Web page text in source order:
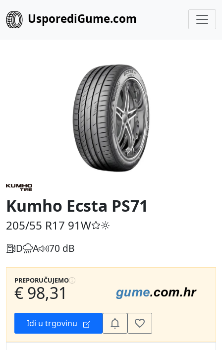
UsporediGume.com
Kumho Ecsta PS71
205/55 R17 91W
D A 70 dB
PREPORUČUJEMO
€ 98,31
Idi u trgovinu